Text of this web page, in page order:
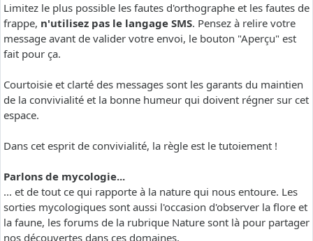
Limitez le plus possible les fautes d'orthographe et les fautes de
frappe, n'utilisez pas le langage SMS. Pensez à relire votre
message avant de valider votre envoi, le bouton "Aperçu" est
fait pour ça.
Courtoisie et clarté des messages sont les garants du maintien
de la convivialité et la bonne humeur qui doivent régner sur cet
espace.
Dans cet esprit de convivialité, la règle est le tutoiement !
Parlons de mycologie...
... et de tout ce qui rapporte à la nature qui nous entoure. Les
sorties mycologiques sont aussi l'occasion d'observer la flore et
la faune, les forums de la rubrique Nature sont là pour partager
nos découvertes dans ces domaines.